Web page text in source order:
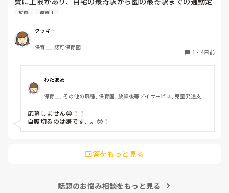
期代が5,000円ほどオーバーします
私としてはなかなか大きい金額なので、この時点で応募を迷
っているのですが、皆さんならどうしますか？
転職 保育士
クッキー
保育士, 認可保育園
1 ・ 4日前
わたあめ
保育士, その他の職種, 保育園, 放課後等デイサービス, 児童発達支援
応募しません😭！！
自腹切るのは嫌です、。🥺！
回答をもっと見る
話題のお悩み相談をもっと見る